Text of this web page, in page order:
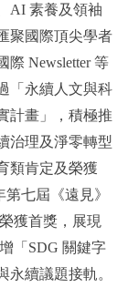
AI 素養及領袖
聚國際頂尖學者
Newsletter 等
「永續人文與科
計畫」，積極推
治理及淨零轉型
類肯定及榮獲
七屆《遠見》
獲首獎，展現
「SDG 關鍵字
續議題接軌。